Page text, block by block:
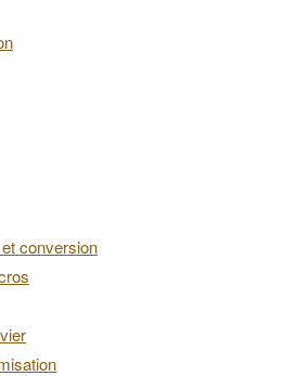
conversion